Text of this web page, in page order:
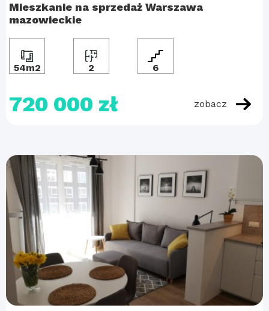
Mieszkanie na sprzedaż Warszawa
mazowieckie
54m2 2 6
720 000 zł zobacz